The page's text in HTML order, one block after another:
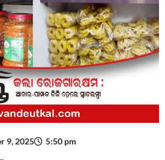
9, 2025 5:50 pm